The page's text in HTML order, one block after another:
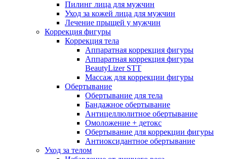
Пилинг лица для мужчин
Уход за кожей лица для мужчин
Лечение прыщей у мужчин
Коррекция фигуры
Коррекция тела
Аппаратная коррекция фигуры
Аппаратная коррекция фигуры
BeautyLizer STT
Массаж для коррекции фигуры
Обертывание
Обертывание для тела
Бандажное обертывание
Антицеллюлитное обертывание
Омоложение + детокс
Обертывание для коррекции фигуры
Антиоксидантное обертывание
Уход за телом